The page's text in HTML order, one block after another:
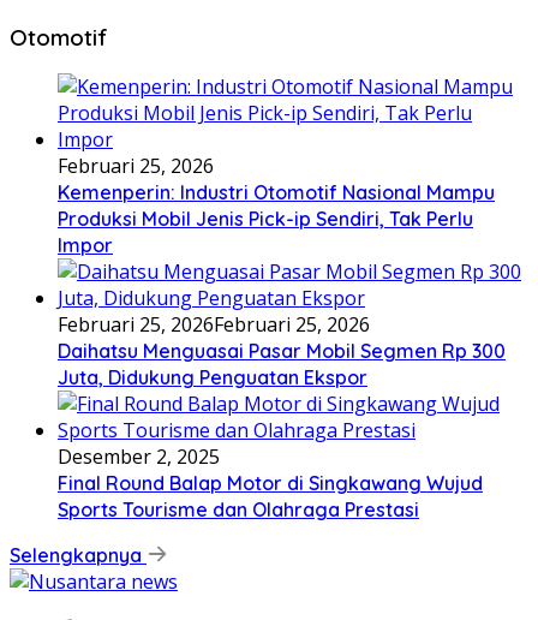
Otomotif
Februari 25, 2026
Kemenperin: Industri Otomotif Nasional Mampu
Produksi Mobil Jenis Pick-ip Sendiri, Tak Perlu
Impor
Februari 25, 2026Februari 25, 2026
Daihatsu Menguasai Pasar Mobil Segmen Rp 300
Juta, Didukung Penguatan Ekspor
Desember 2, 2025
Final Round Balap Motor di Singkawang Wujud
Sports Tourisme dan Olahraga Prestasi
Selengkapnya